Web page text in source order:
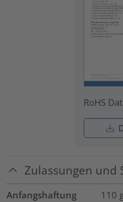
RoHS
Zulassungen und
Anfangshaftung 110